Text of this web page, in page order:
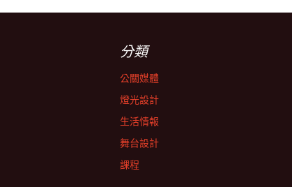
章
分類
公關媒體
燈光設計
生活情報
舞台設計
課程